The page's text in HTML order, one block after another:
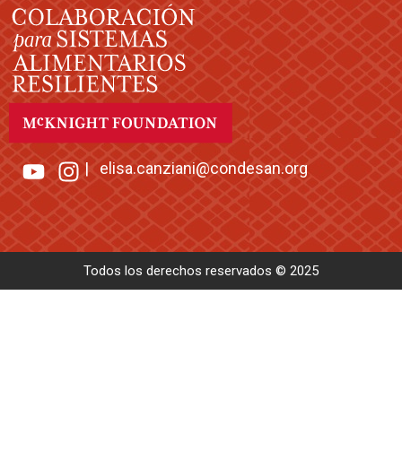
|elisa.canziani@condesan.org
Todos los derechos reservados © 2025